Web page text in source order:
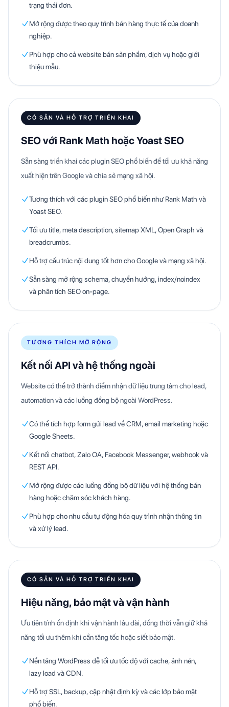
trạng thái đơn.
Mở rộng được theo quy trình bán hàng thực tế của doanh
nghiệp.
Phù hợp cho cả website bán sản phẩm, dịch vụ hoặc giới
thiệu mẫu.
CÓ SẴN VÀ HỖ TRỢ TRIỂN KHAI
SEO với Rank Math hoặc Yoast SEO
Sẵn sàng triển khai các plugin SEO phổ biến để tối ưu khả năng
xuất hiện trên Google và chia sẻ mạng xã hội.
Tương thích với các plugin SEO phổ biến như Rank Math và
Yoast SEO.
Tối ưu title, meta description, sitemap XML, Open Graph và
breadcrumbs.
Hỗ trợ cấu trúc nội dung tốt hơn cho Google và mạng xã hội.
Sẵn sàng mở rộng schema, chuyển hướng, index/noindex
và phân tích SEO on-page.
TƯƠNG THÍCH MỞ RỘNG
Kết nối API và hệ thống ngoài
Website có thể trở thành điểm nhận dữ liệu trung tâm cho lead,
automation và các luồng đồng bộ ngoài WordPress.
Có thể tích hợp form gửi lead về CRM, email marketing hoặc
Google Sheets.
Kết nối chatbot, Zalo OA, Facebook Messenger, webhook và
REST API.
Mở rộng được các luồng đồng bộ dữ liệu với hệ thống bán
hàng hoặc chăm sóc khách hàng.
Phù hợp cho nhu cầu tự động hóa quy trình nhận thông tin
và xử lý lead.
CÓ SẴN VÀ HỖ TRỢ TRIỂN KHAI
Hiệu năng, bảo mật và vận hành
Ưu tiên tính ổn định khi vận hành lâu dài, đồng thời vẫn giữ khả
năng tối ưu thêm khi cần tăng tốc hoặc siết bảo mật.
Nền tảng WordPress dễ tối ưu tốc độ với cache, ảnh nén,
lazy load và CDN.
Hỗ trợ SSL, backup, cập nhật định kỳ và các lớp bảo mật
phổ biến.